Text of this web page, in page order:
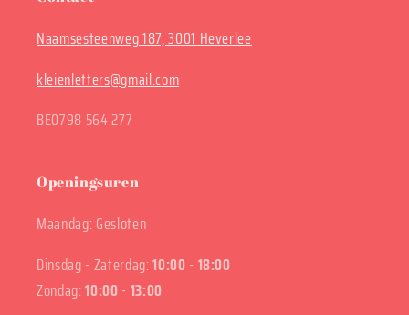
Naamsesteenweg 187, 3001 Heverlee
kleienletters@gmail.com
BE0798 564 277
Openingsuren
Maandag: Gesloten
Dinsdag - Zaterdag:10:00 - 18:00
Zondag:10:00 - 13:00